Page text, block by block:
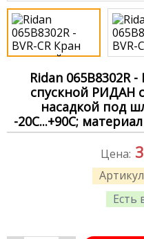
Ridan 065B8302R
спускной РИДАН
насадкой под
-20C...+90C;
Есть
Цена: